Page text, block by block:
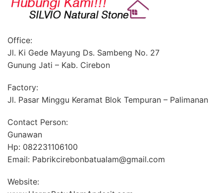
Office:
Jl. Ki Gede Mayung Ds. Sambeng No. 27
Gunung Jati – Kab. Cirebon
Factory:
Jl. Pasar Minggu Keramat Blok Tempuran – Palimanan
Contact Person:
Gunawan
Hp: 082231106100
Email: Pabrikcirebonbatualam@gmail.com
Website: